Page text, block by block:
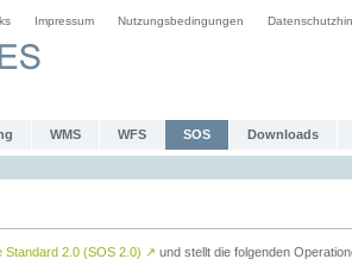
Impressum Nutzungsbedingungen
WMS WFS SOS Downloads
2.0 (SOS 2.0) ↗ und stellt die folgenden